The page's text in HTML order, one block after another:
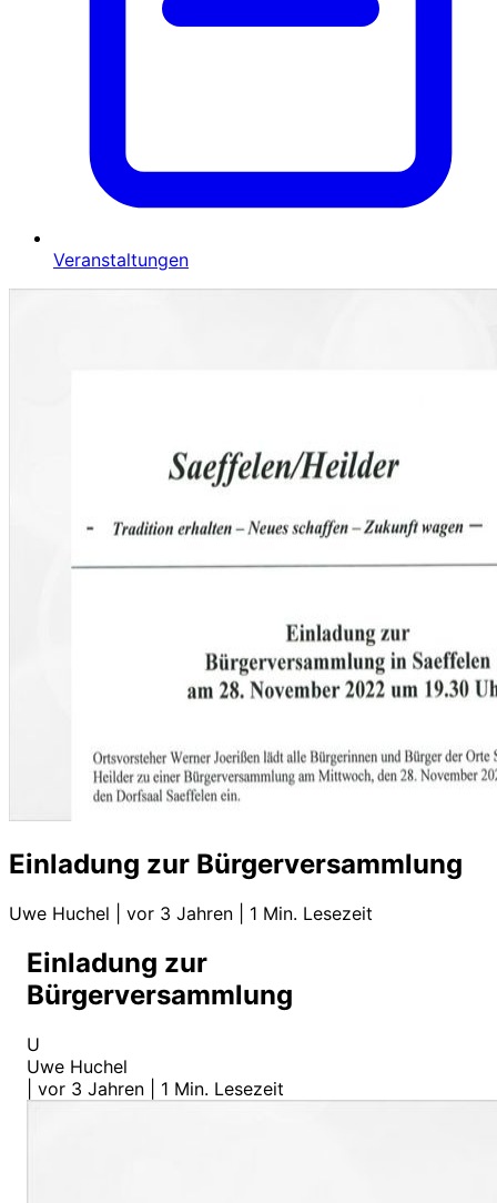
Veranstaltungen
Einladung zur Bürgerversammlung
Uwe Huchel vor 3 Jahren 1 Min. Lesezeit
Einladung zur
Bürgerversammlung
U
Uwe Huchel
vor 3 Jahren 1 Min. Lesezeit